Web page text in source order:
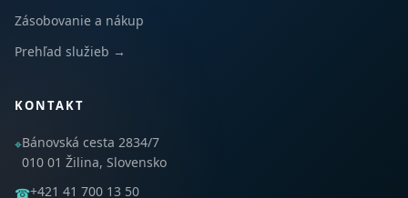
Zásobovanie a nákup
Prehľad služieb →
KONTAKT
⌖Bánovská cesta 2834/7
010 01 Žilina, Slovensko
☎+421 41 700 13 50